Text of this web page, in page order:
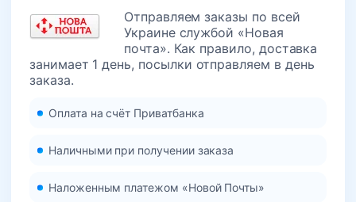
Отправляем заказы по всей
Украине службой «Новая
почта». Как правило, доставка
занимает 1 день, посылки отправляем в день
заказа.
Оплата на счёт Приватбанка
Наличными при получении заказа
Наложенным платежом «Новой Почты»